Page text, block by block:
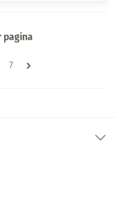
pagina
Pagina
7
pagina